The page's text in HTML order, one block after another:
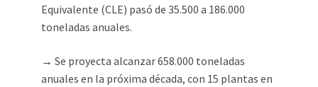
Equivalente (CLE) pasó de 35.500 a 186.000
toneladas anuales.
→ Se proyecta alcanzar 658.000 toneladas
anuales en la próxima década, con 15 plantas en